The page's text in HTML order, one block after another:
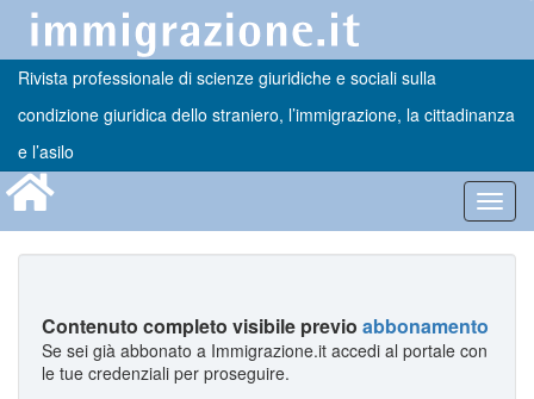
Rivista professionale di scienze giuridiche e sociali sulla
condizione giuridica dello straniero, l’immigrazione, la cittadinanza
e l’asilo
Contenuto completo visibile previo abbonamento
Se sei già abbonato a Immigrazione.it accedi al portale con
le tue credenziali per proseguire.